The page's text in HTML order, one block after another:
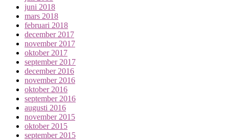
juni 2018
mars 2018
februari 2018
december 2017
november 2017
oktober 2017
september 2017
december 2016
november 2016
oktober 2016
september 2016
augusti 2016
november 2015
oktober 2015
september 2015